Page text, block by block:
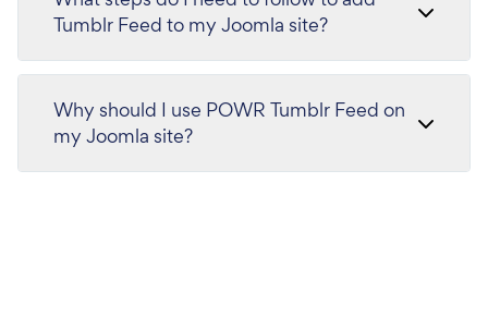
Tumblr Feed to my Joomla site?
Why should I use POWR Tumblr Feed on
my Joomla site?